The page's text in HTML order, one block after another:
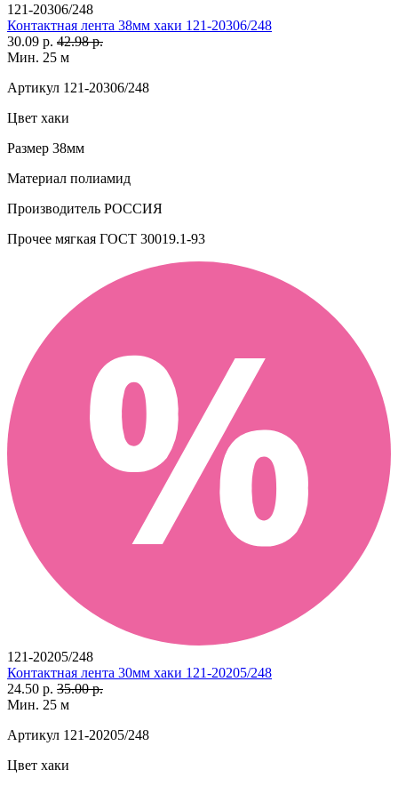
121-20306/248
Контактная лента 38мм хаки 121-20306/248
30.09 р. 42.98 р.
Мин. 25 м
Артикул 121-20306/248
Цвет хаки
Размер 38мм
Материал полиамид
Производитель РОССИЯ
Прочее мягкая ГОСТ 30019.1-93
121-20205/248
Контактная лента 30мм хаки 121-20205/248
24.50 р. 35.00 р.
Мин. 25 м
Артикул 121-20205/248
Цвет хаки